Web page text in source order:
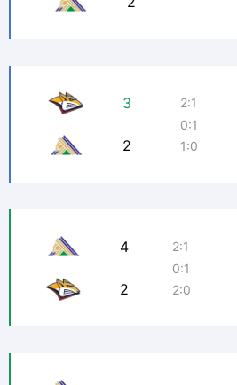
3
2
2:1
0:1
1:0
4
2
2:1
0:1
2:0